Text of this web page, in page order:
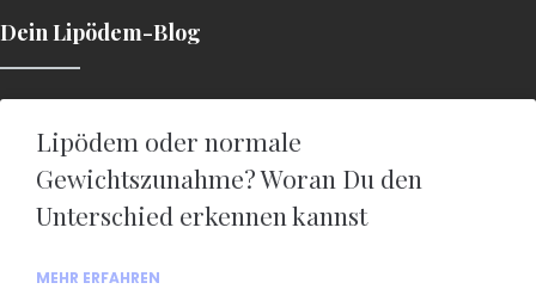
Dein Lipödem-Blog
Lipödem oder normale
Gewichtszunahme? Woran Du den
Unterschied erkennen kannst
MEHR ERFAHREN